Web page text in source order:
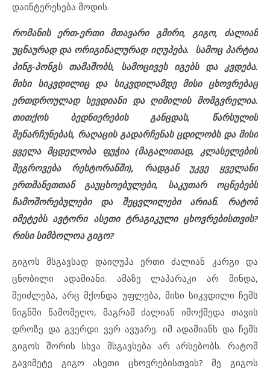
დაინტერესება მოდის.
რომანის ერთ-ერთი მთავარი გმირი, გიგო, ძალიან
უცნაურად და ორიგინალურად იღუპება. სამოც პარტია
პინგ-პონგს თამაშობს, სამოცივეს იგებს და კვდება.
მისი სიკვდილიც და სიკვდილამდე მისი ცხოვრებაც
ერთდროულად სევდიანი და ღიმილის მომგვრელია.
თითქოს ბედნიერების განცდას, წარსულის
შენარჩუნებას, რაღაცის გადარჩენას ცდილობს და მისი
ყველა მცდელობა ფუჭია (მაგალითად, კლასელების
შეგროვება რესტორანში), რადგან უკვე ყველანი
ერთმანეთთან გაუცხოებულები, საკუთარ ოცნებებს
ჩამოშორებულები და შეცვლილები არიან. რატომ
იმეტებს ავტორი ასეთი ტრაგიკული ცხოვრებისთვის?
რისი სიმბოლოა გიგო?
გიგოს მსგავსად დაიღუპა ერთი ძალიან კარგი და
ცნობილი ადამიანი. ამაზე ლაპარაკი არ მინდა,
შეიძლება, არც მქონდა უფლება, მისი სიკვდილი ჩემს
წიგნში წამომეღო, მაგრამ ძალიან იმოქმედა თავის
დროზე და გვერდი ვერ ავუარე. იმ ადამიანს და ჩემს
გიგოს შორის სხვა მსგავსება არ არსებობს. რატომ
გავიმეტე გიგო ასეთი ცხოვრებისთვის? მე გიგოს